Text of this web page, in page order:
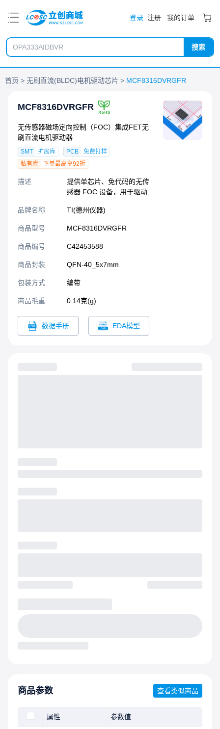
登录 注册 我的订单
搜索
首页 无刷直流(BLDC)电机驱动芯片 MCF8316DVRGFR
MCF8316DVRGFR
无传感器磁场定向控制（FOC）集成FET无
刷直流电机驱动器
SMT 扩展库 PCB
免费打样
私有库
下单最高享92折
描述
提供单芯片、免代码的无传
感器 FOC 设备，用于驱动
(BLDC) 或永磁同步电机
8A。集成三个半桥，绝对最
大耐压 40V，RDS(ON) 非常
95mΩ）。集成降压调节器
LDO（3.3V，20mA），可为
置可存储在非易失性
EEPROM 中，配置后设备可
独立运行。设备通过 PWM
输入、模拟电压、可变频率
品牌名称 TI(德州仪器)
商品型号 MCF8316DVRGFR
商品编号 C42453588
商品封装 QFN-40_5x7mm​
包装方式 编带
商品毛重 0.14克(g)
数据手册 EDA模型
商品参数 查看类似商品
属性 参数值